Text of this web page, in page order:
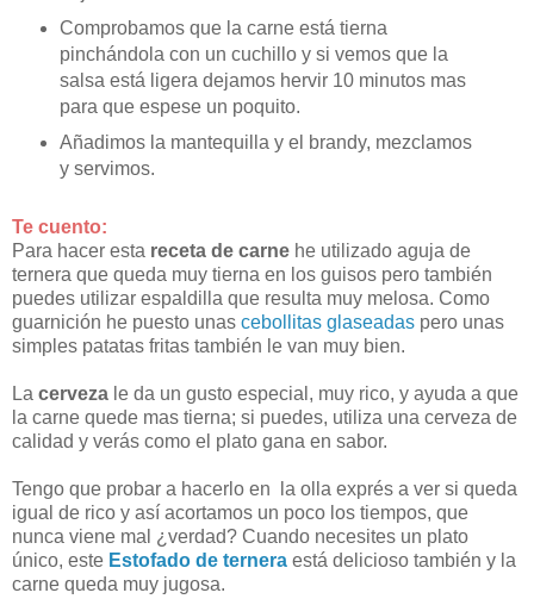
Comprobamos que la carne está tierna
pinchándola con un cuchillo y si vemos que la
salsa está ligera dejamos hervir 10 minutos mas
para que espese un poquito.
Añadimos la mantequilla y el brandy, mezclamos
y servimos.
Te cuento:
Para hacer esta receta de carne he utilizado aguja de
ternera que queda muy tierna en los guisos pero también
puedes utilizar espaldilla que resulta muy melosa. Como
guarnición he puesto unas cebollitas glaseadas pero unas
simples patatas fritas también le van muy bien.
La cerveza le da un gusto especial, muy rico, y ayuda a que
la carne quede mas tierna; si puedes, utiliza una cerveza de
calidad y verás como el plato gana en sabor.
Tengo que probar a hacerlo en la olla exprés a ver si queda
igual de rico y así acortamos un poco los tiempos, que
nunca viene mal ¿verdad? Cuando necesites un plato
único, este Estofado de ternera está delicioso también y la
carne queda muy jugosa.